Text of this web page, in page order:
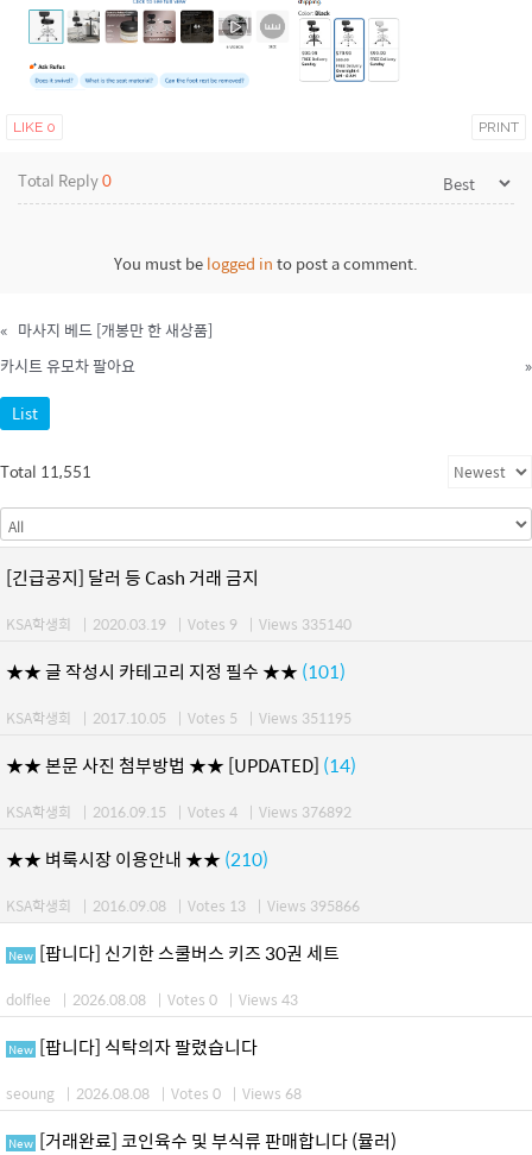
LIKE 0 PRINT
Total Reply0
You must belogged into post a comment.
« 마사지 베드 [개봉만 한 새상품]
카시트 유모차 팔아요
»
List
Total 11,551
[긴급공지] 달러 등 Cash 거래 금지
KSA학생회 | 2020.03.19 | Votes 9 | Views 335140
★★ 글 작성시 카테고리 지정 필수 ★★ (101)
KSA학생회 | 2017.10.05 | Votes 5 | Views 351195
★★ 본문 사진 첨부방법 ★★ [UPDATED] (14)
KSA학생회 | 2016.09.15 | Votes 4 | Views 376892
★★ 벼룩시장 이용안내 ★★ (210)
KSA학생회 | 2016.09.08 | Votes 13 | Views 395866
New [팝니다] 신기한 스쿨버스 키즈 30권 세트
dolflee | 2026.08.08 | Votes 0 | Views 43
New [팝니다] 식탁의자 팔렸습니다
seoung | 2026.08.08 | Votes 0 | Views 68
New [거래완료] 코인육수 및 부식류 판매합니다 (뮬러)